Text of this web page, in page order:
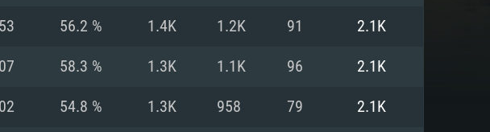
REQUISE
56.2 % 1.4K 1.2K 91 2.1K
58.3 % 1.3K 1.1K 96 2.1K
54.8 % 1.3K 958 79 2.1K